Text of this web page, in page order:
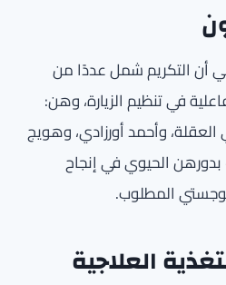
أن التكريم شمل عددًا من
في تنظيم الزيارة، وهن:
العقلة، وأحمد أورزادي، وهويج
الحيوي في إنجاح
المطلوب.
العلاجية